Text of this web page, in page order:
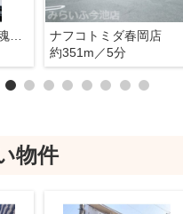
ハンバーグの店 和魂洋食 朋
ナフコトミダ春岡店
約351m／5分
物件